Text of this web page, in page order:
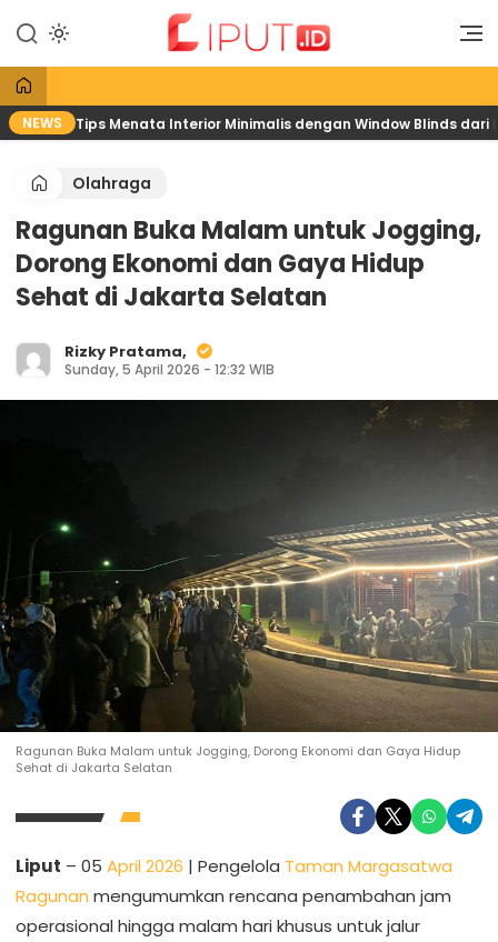
konten
Liput
Liputan Digital
NEWS Tips Menata Interior Minimalis dengan Window Blinds dari
Olahraga
Ragunan Buka Malam untuk Jogging,
Dorong Ekonomi dan Gaya Hidup
Sehat di Jakarta Selatan
Rizky Pratama,
Sunday, 5 April 2026 - 12:32 WIB
Ragunan Buka Malam untuk Jogging, Dorong Ekonomi dan Gaya Hidup
Sehat di Jakarta Selatan
Liput – 05 April 2026 | Pengelola Taman Margasatwa
Ragunan mengumumkan rencana penambahan jam
operasional hingga malam hari khusus untuk jalur